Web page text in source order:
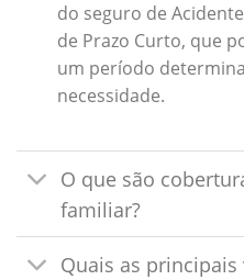
do seguro de
de Prazo Curto, que
um período
necessidade.
O que são
familiar?
Quais as